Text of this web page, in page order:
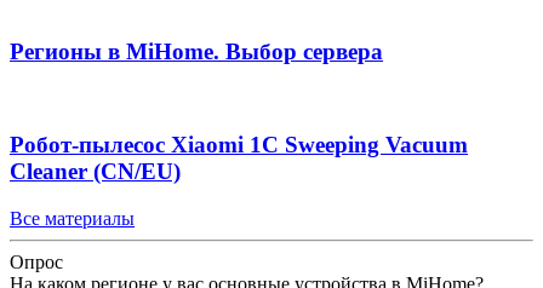
Регионы в MiHome. Выбор сервера
Робот-пылесос Xiaomi 1C Sweeping Vacuum
Cleaner (CN/EU)
Все материалы
Опрос
На каком регионе у вас основные устройства в MiHome?